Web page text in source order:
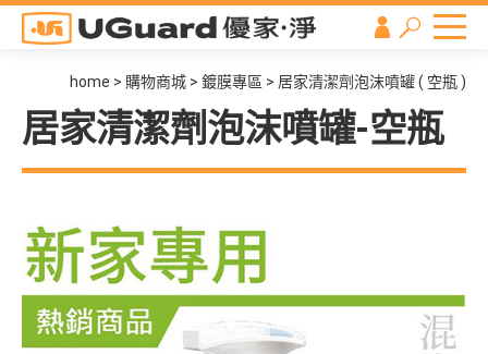
居家清潔劑泡沫噴罐-空瓶
home 購物商城 鍍膜專區 居家清潔劑泡沫噴罐 ( 空瓶 )